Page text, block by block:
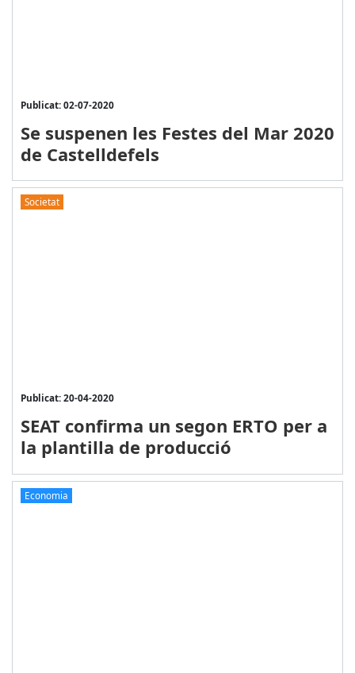
Publicat: 02-07-2020
Se suspenen les Festes del Mar 2020
de Castelldefels
Societat
Publicat: 20-04-2020
SEAT confirma un segon ERTO per a
la plantilla de producció
Economia